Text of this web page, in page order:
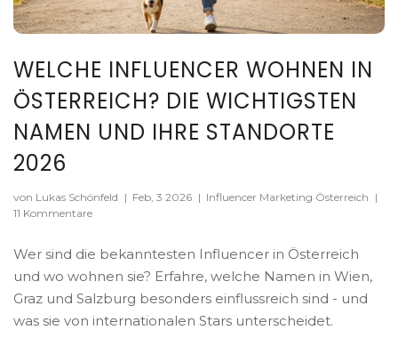
WELCHE INFLUENCER WOHNEN IN
ÖSTERREICH? DIE WICHTIGSTEN
NAMEN UND IHRE STANDORTE
2026
von Lukas Schönfeld | Feb, 3 2026 | Influencer Marketing Österreich |
11 Kommentare
Wer sind die bekanntesten Influencer in Österreich
und wo wohnen sie? Erfahre, welche Namen in Wien,
Graz und Salzburg besonders einflussreich sind - und
was sie von internationalen Stars unterscheidet.